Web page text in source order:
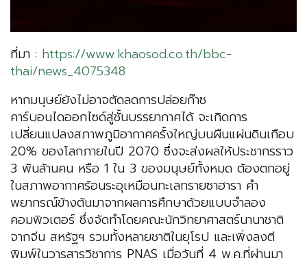
ที่มา : https://www.khaosod.co.th/bbc-
thai/news_4075348
หากมนุษย์ยังไม่อาจตัดลดการปล่อยก๊าซ
คาร์บอนไดออกไซด์สู่ชั้นบรรยากาศได้ จะเกิดการ
เปลี่ยนแปลงสภาพภูมิอากาศครั้งใหญ่บนผืนแผ่นดินเกือบ
20% ของโลกภายในปี 2070 ซึ่งจะส่งผลให้ประชากรราว
3 พันล้านคน หรือ 1 ใน 3 ของมนุษย์ทั้งหมด ต้องตกอยู่
ในสภาพอากาศร้อนระอุเหมือนทะเลทรายซาฮารา คำ
พยากรณ์ข้างต้นมาจากผลการศึกษาด้วยแบบจำลอง
คอมพิวเตอร์ ซึ่งจัดทำโดยคณะนักวิทยาศาสตร์นานาชาติ
จากจีน สหรัฐฯ รวมทั้งหลายชาติในยุโรป และเพิ่งลงตี
พิมพ์ในวารสารวิชาการ PNAS เมื่อวันที่ 4 พ.ค.ที่ผ่านมา